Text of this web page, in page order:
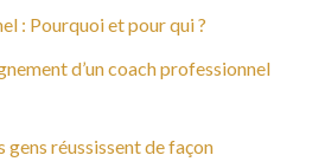
: Pourquoi et pour qui ?
d’un coach professionnel
gens réussissent de façon